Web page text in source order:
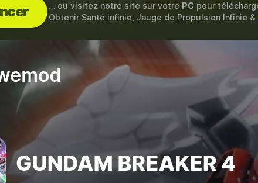
… ou visitez notre site sur votre PC pour
Obtenir Santé infinie, Jauge de Propulsion Infinie &